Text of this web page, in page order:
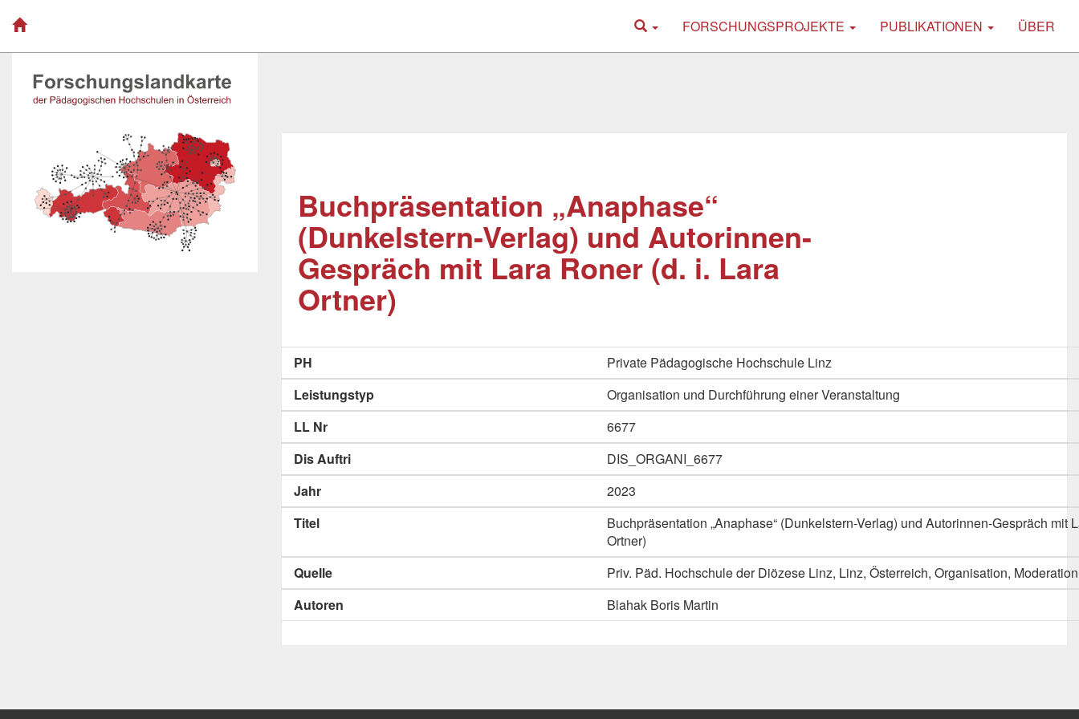
FORSCHUNGSPROJEKTE PUBLIKATIONEN ÜBER
Buchpräsentation „Anaphase“
(Dunkelstern-Verlag) und Autorinnen-
Gespräch mit Lara Roner (d. i. Lara
Ortner)
PH
Private Pädagogische Hochschule Linz
Leistungstyp
Organisation und Durchführung einer Veranstaltung
LL Nr
6677
Dis Auftri
DIS_ORGANI_6677
Jahr
2023
Titel
Buchpräsentation „Anaphase“ (Dunkelstern-Verlag) und Autorinnen-Gespräch mit
Ortner)
Quelle
Priv. Päd. Hochschule der Diözese Linz, Linz, Österreich, Organisation,
Autoren
Blahak Boris Martin